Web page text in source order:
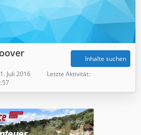
Inhalte suchen
Juli 2016
Letzte Aktivität